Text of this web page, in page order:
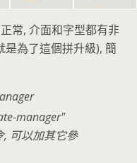
常, 介面和字型都有非
是為了這個拼升級), 簡
manager"
可以加其它參